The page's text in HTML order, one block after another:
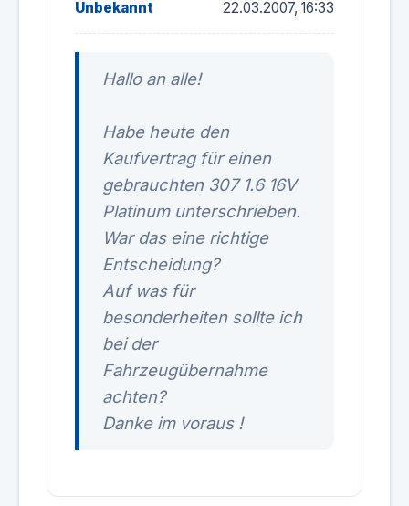
Unbekannt 22.03.2007, 16:33
Hallo an alle!
Habe heute den
Kaufvertrag für einen
gebrauchten 307 1.6 16V
Platinum unterschrieben.
War das eine richtige
Entscheidung?
Auf was für
besonderheiten sollte ich
bei der
Fahrzeugübernahme
achten?
Danke im voraus !